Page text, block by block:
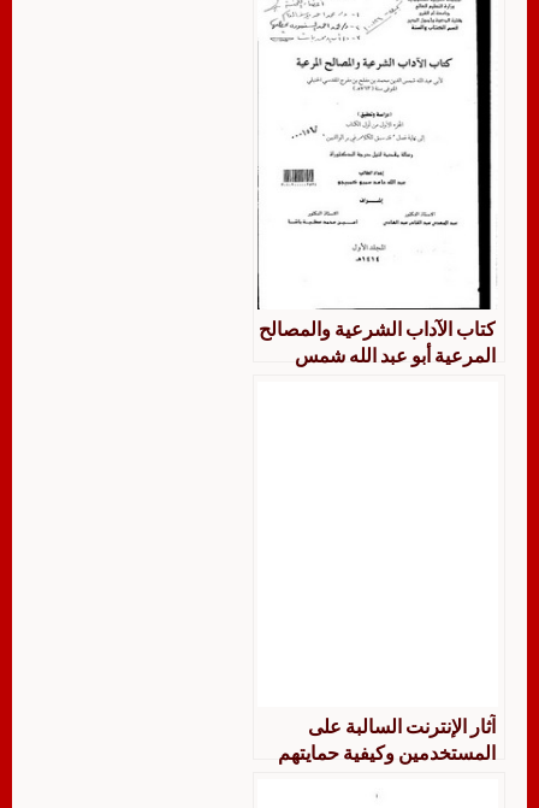
كتاب الآداب الشرعية والمصالح
المرعية أبو عبد الله شمس
آثار الإنترنت السالبة على
المستخدمين وكيفية حمايتهم